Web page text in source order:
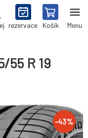
rezervace Košík Menu
55 R 19
-43%